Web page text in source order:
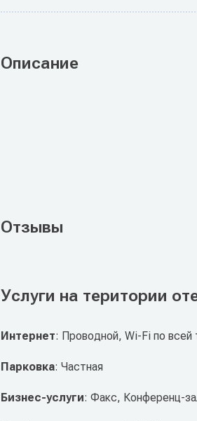
Описание
Отзывы
Услуги на територии
Интернет: Проводной, Wi-Fi по всей
Парковка: Частная
Бизнес-услуги: Факс, Конференц-